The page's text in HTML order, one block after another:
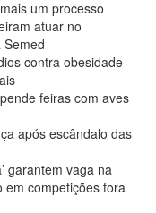
um processo
atuar no
Semed
contra obesidade
feiras com aves
após escândalo das
garantem vaga na
em competições fora